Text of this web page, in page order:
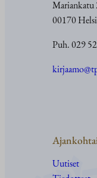
Mariankatu
00170
Puh. 029
Uutiset